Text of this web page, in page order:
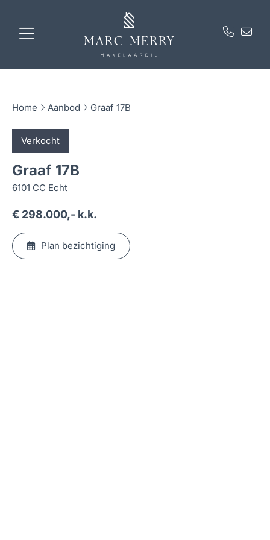
Home Aanbod Graaf 17B
Verkocht
Graaf 17B
6101 CC Echt
€ 298.000,- k.k.
Plan bezichtiging